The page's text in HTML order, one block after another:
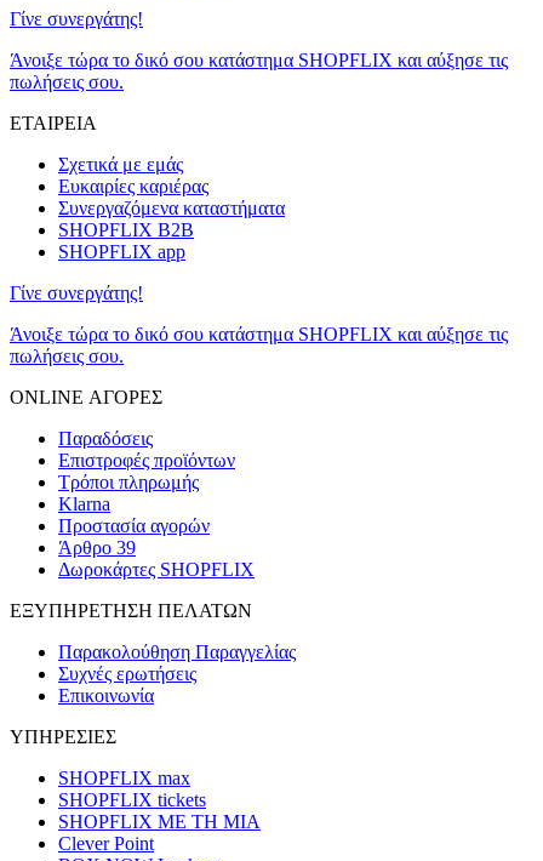
Γίνε συνεργάτης!
Άνοιξε τώρα το δικό σου κατάστημα SHOPFLIX και αύξησε τις
πωλήσεις σου.
ΕΤΑΙΡΕΙΑ
Σχετικά με εμάς
Ευκαιρίες καριέρας
Συνεργαζόμενα καταστήματα
SHOPFLIX B2B
SHOPFLIX app
Γίνε συνεργάτης!
Άνοιξε τώρα το δικό σου κατάστημα SHOPFLIX και αύξησε τις
πωλήσεις σου.
ONLINE ΑΓΟΡΕΣ
Παραδόσεις
Επιστροφές προϊόντων
Τρόποι πληρωμής
Klarna
Προστασία αγορών
Άρθρο 39
Δωροκάρτες SHOPFLIX
ΕΞΥΠΗΡΕΤΗΣΗ ΠΕΛΑΤΩΝ
Παρακολούθηση Παραγγελίας
Συχνές ερωτήσεις
Επικοινωνία
ΥΠΗΡΕΣΙΕΣ
SHOPFLIX max
SHOPFLIX tickets
SHOPFLIX ΜΕ ΤΗ ΜΙΑ
Clever Point